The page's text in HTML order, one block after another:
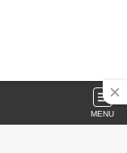
MENU